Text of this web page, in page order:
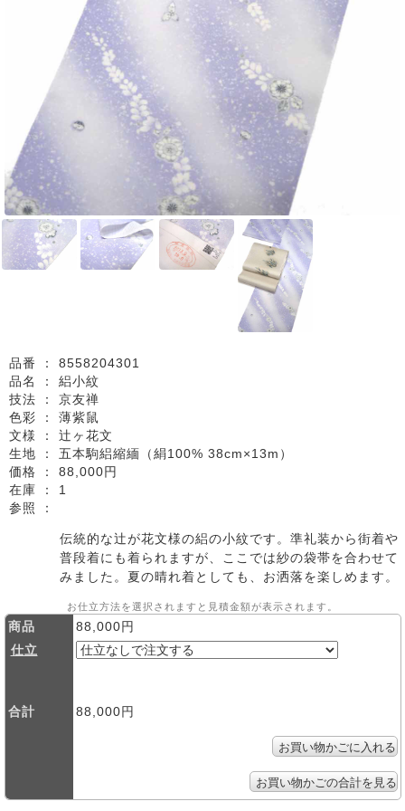
品番 ： 8558204301
品名 ： 絽小紋
技法 ： 京友禅
色彩 ： 薄紫鼠
文様 ： 辻ヶ花文
生地 ： 五本駒絽縮緬（絹100% 38cm×13m）
価格 ： 88,000円
在庫 ： 1
参照 ：
伝統的な辻が花文様の絽の小紋です。準礼装から街着や
普段着にも着られますが、ここでは紗の袋帯を合わせて
みました。夏の晴れ着としても、お洒落を楽しめます。
お仕立方法を選択されますと見積金額が表示されます。
商品
88,000円
仕立
合計 88,000円